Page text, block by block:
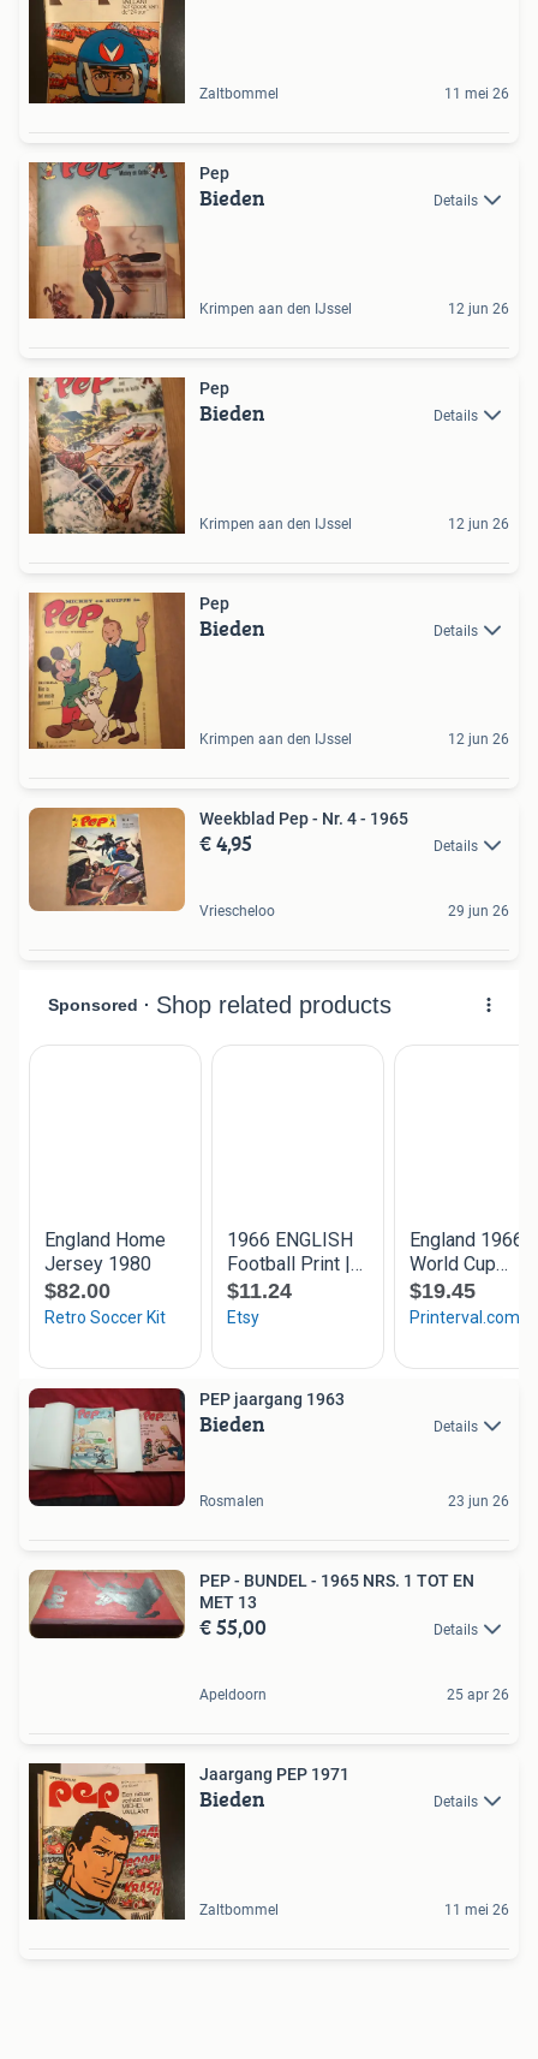
Zaltbommel 11 mei 26
Pep
Bieden Details
Krimpen aan den IJssel 12 jun 26
Pep
Bieden Details
Krimpen aan den IJssel 12 jun 26
Pep
Bieden Details
Krimpen aan den IJssel 12 jun 26
Weekblad Pep - Nr. 4 - 1965
€ 4,95 Details
Vriescheloo 29 jun 26
PEP jaargang 1963
Bieden Details
Rosmalen 23 jun 26
PEP - BUNDEL - 1965 NRS. 1 TOT EN
MET 13
€ 55,00 Details
Apeldoorn 25 apr 26
Jaargang PEP 1971
Bieden Details
Zaltbommel 11 mei 26